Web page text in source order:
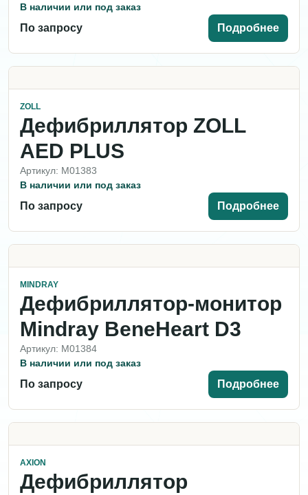
В наличии или под заказ
По запросу Подробнее
ZOLL
Дефибриллятор ZOLL
AED PLUS
Артикул: M01383
В наличии или под заказ
По запросу Подробнее
MINDRAY
Дефибриллятор-монитор
Mindray BeneHeart D3
Артикул: M01384
В наличии или под заказ
По запросу Подробнее
AXION
Дефибриллятор